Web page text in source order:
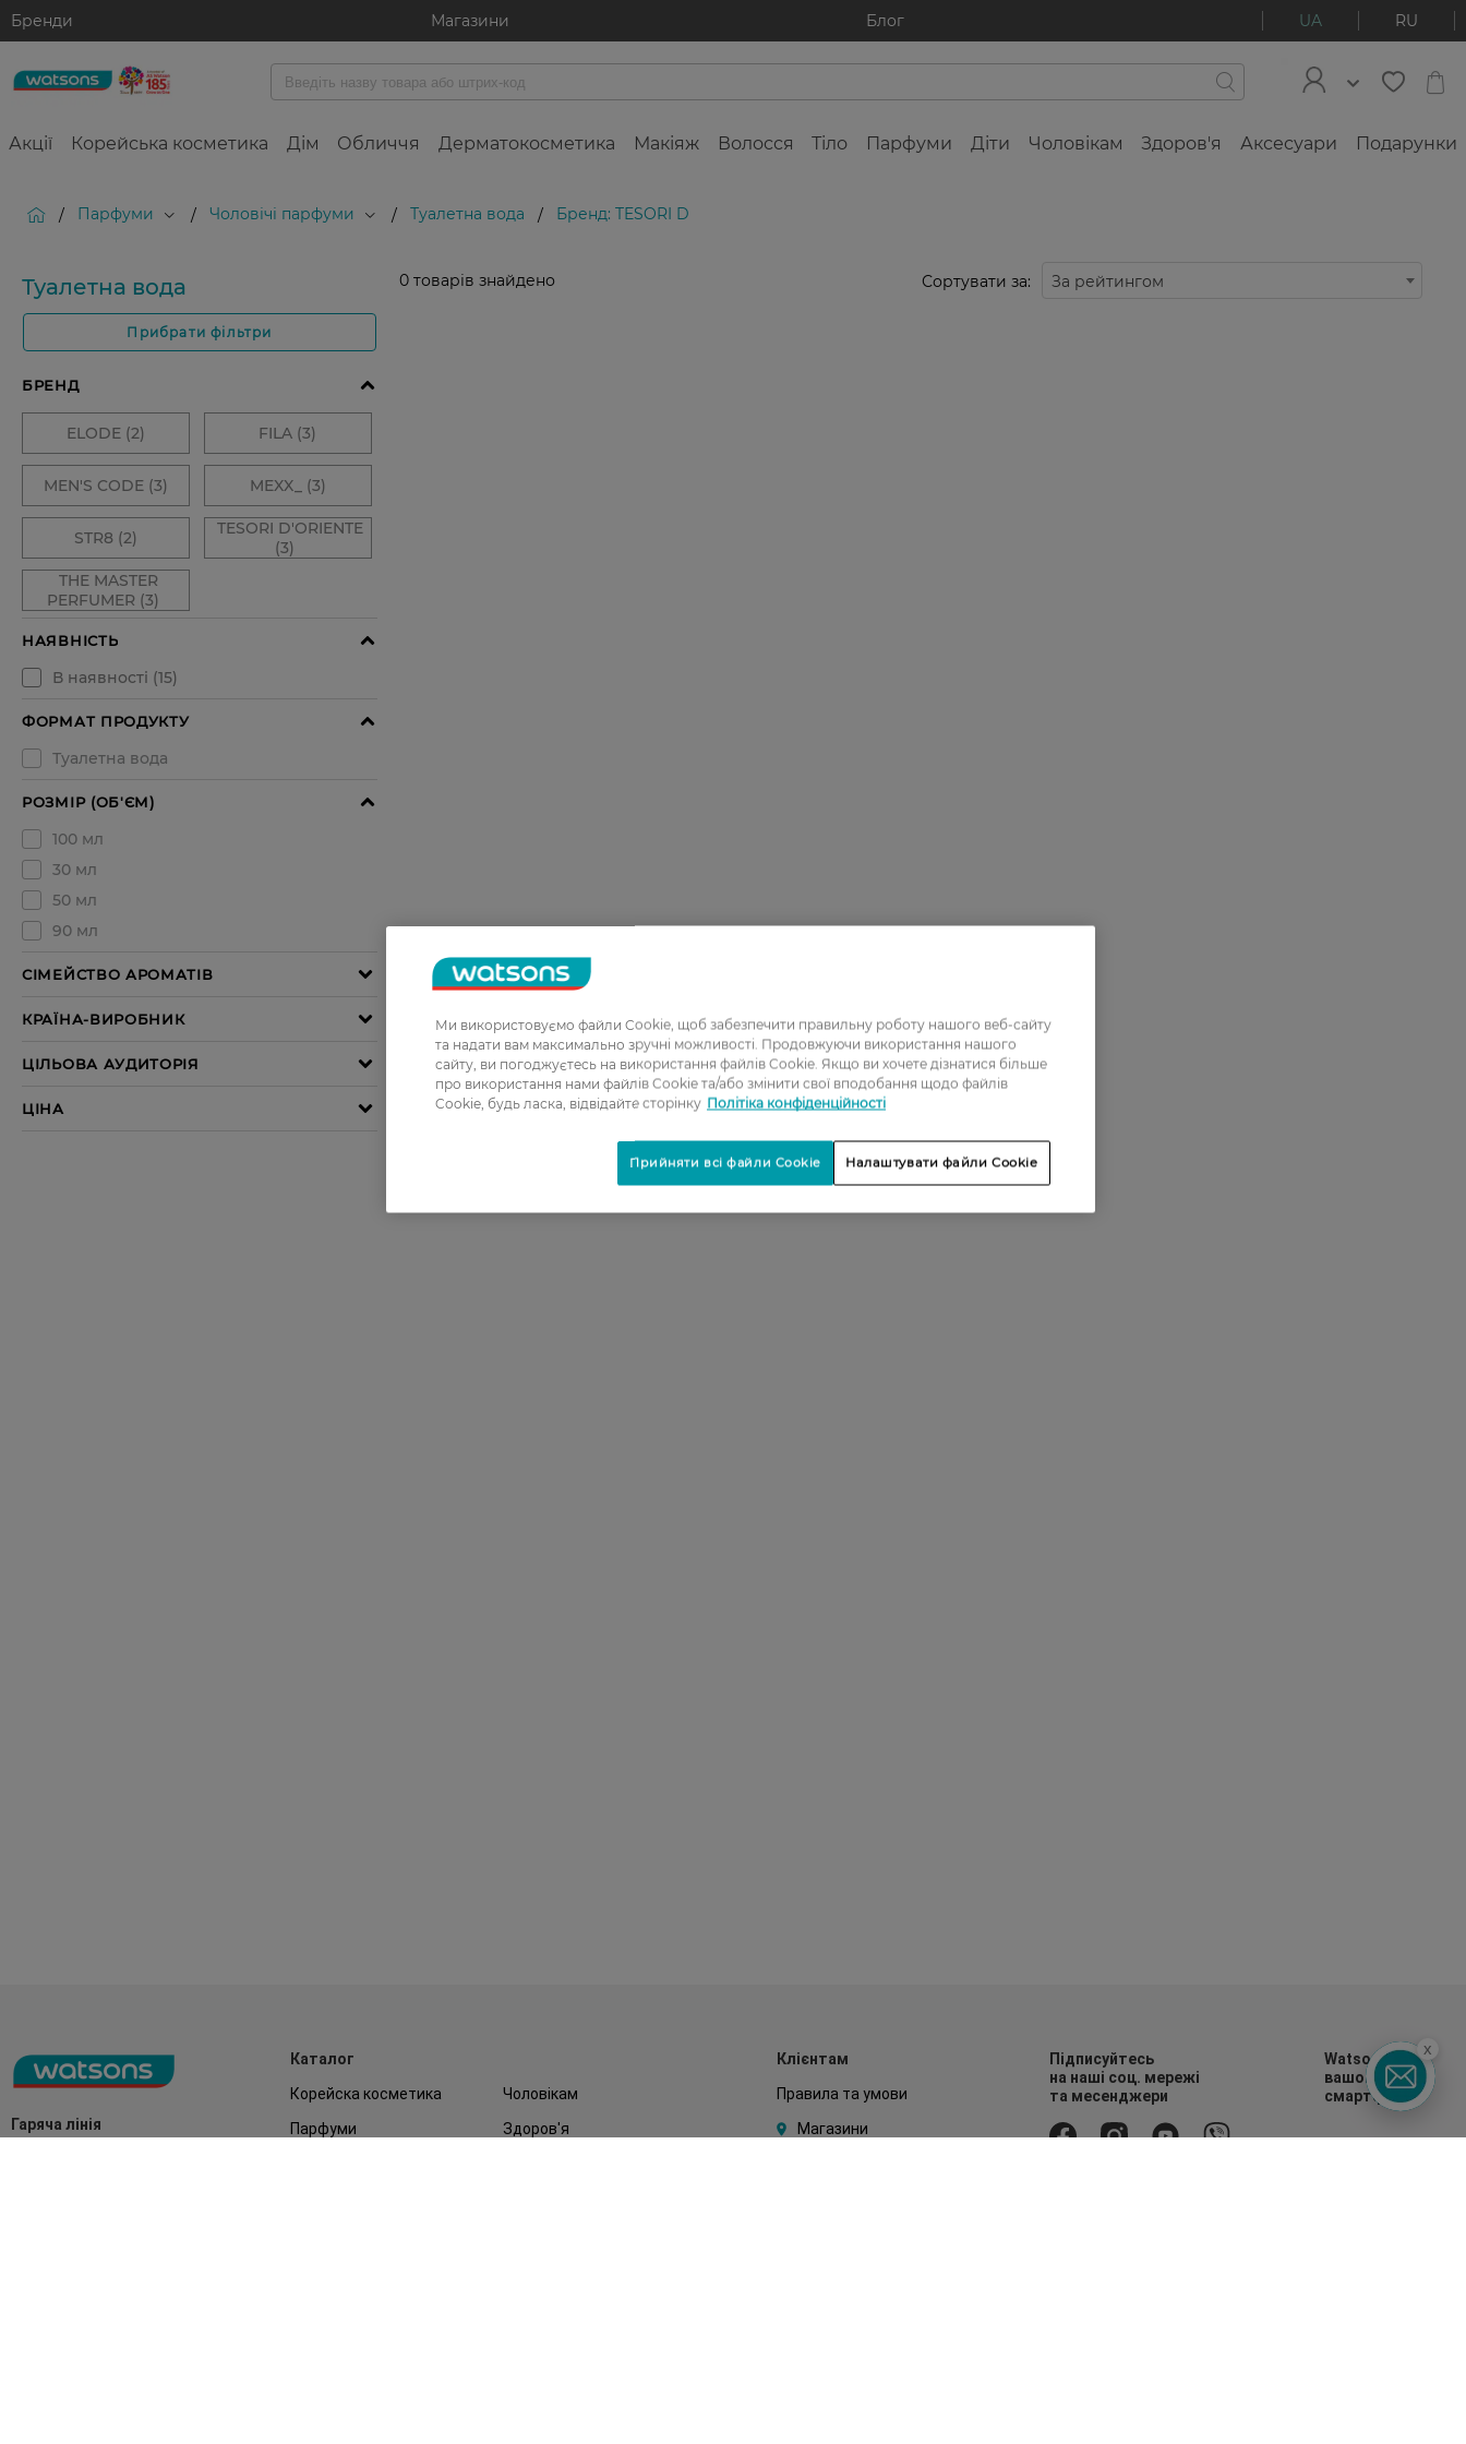
Бренди Магазини Блог UA RU
Акції Корейська косметика Дім Обличчя Дерматокосметика Макіяж Волосся Тіло Парфуми Діти Чоловікам Здоров'я Аксесуари Подарунки
/ Парфуми / Чоловічі парфуми / Туалетна вода / Бренд: TESORI D
Туалетна вода
Прибрати фільтри
0 товарів знайдено Сортувати за: За рейтингом
Гаряча лінія
Каталог
Корейска косметика
Чоловікам
Парфуми
Здоров'я
Клієнтам
Правила та умови
Магазини
Підписуйтесь
на наші соц. мережі
та месенджери
Watsons в
вашому
смартфоні
x
Ми використовуємо файли Cookie, щоб забезпечити правильну роботу нашого веб-сайту
та надати вам максимально зручні можливості. Продовжуючи використання нашого
сайту, ви погоджуєтесь на використання файлів Cookie. Якщо ви хочете дізнатися більше
про використання нами файлів Cookie та/або змінити свої вподобання щодо файлів
Cookie, будь ласка, відвідайте сторінку Політіка конфіденційності
Налаштувати файли Cookie
Прийняти всі файли Cookie